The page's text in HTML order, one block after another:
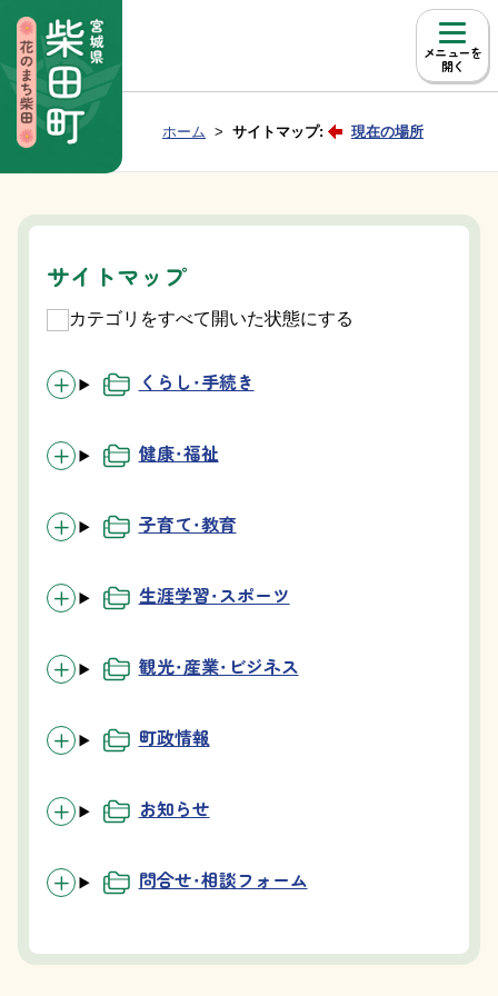
メニュー
Group NAV 現在位置：
ホーム サイトマップ: 現在の場所
サイトマップ
カテゴリをすべて開いた状態にする
くらし・手続き
健康・福祉
子育て・教育
生涯学習・スポーツ
観光・産業・ビジネス
町政情報
お知らせ
問合せ・相談フォーム